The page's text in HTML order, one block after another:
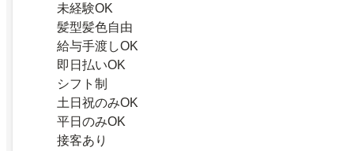
未経験OK
髪型髪色自由
給与手渡しOK
即日払いOK
シフト制
土日祝のみOK
平日のみOK
接客あり